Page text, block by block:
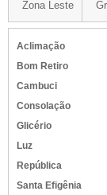
Zona Leste
Aclimação
Bom Retiro
Cambuci
Consolação
Glicério
Luz
República
Santa Efigênia